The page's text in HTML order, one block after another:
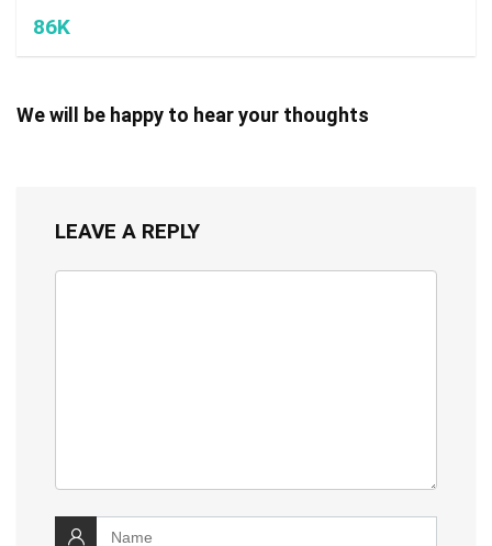
86K
We will be happy to hear your thoughts
LEAVE A REPLY